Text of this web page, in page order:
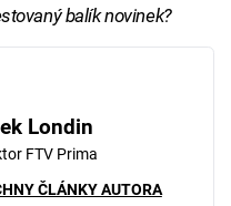
balík novinek?
Londin
FTV Prima
ČLÁNKY AUTORA